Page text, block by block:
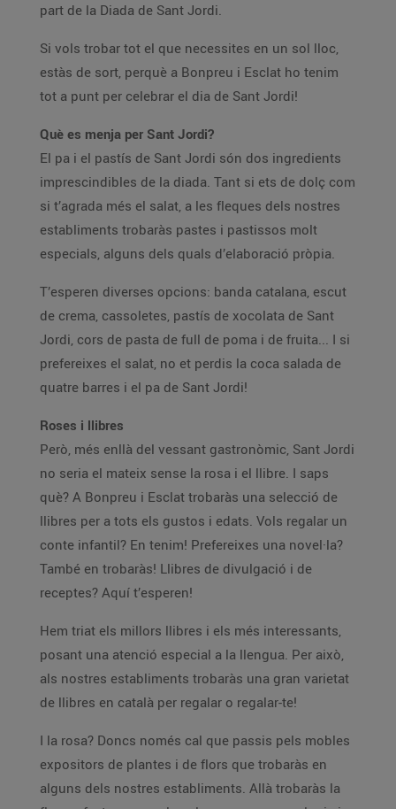
part de la Diada de Sant Jordi.
Si vols trobar tot el que necessites en un sol lloc,
estàs de sort, perquè a Bonpreu i Esclat ho tenim
tot a punt per celebrar el dia de Sant Jordi!
Què es menja per Sant Jordi?
El pa i el pastís de Sant Jordi són dos ingredients
imprescindibles de la diada. Tant si ets de dolç com
si t’agrada més el salat, a les fleques dels nostres
establiments trobaràs pastes i pastissos molt
especials, alguns dels quals d’elaboració pròpia.
T’esperen diverses opcions: banda catalana, escut
de crema, cassoletes, pastís de xocolata de Sant
Jordi, cors de pasta de full de poma i de fruita... I si
prefereixes el salat, no et perdis la coca salada de
quatre barres i el pa de Sant Jordi!
Roses i llibres
Però, més enllà del vessant gastronòmic, Sant Jordi
no seria el mateix sense la rosa i el llibre. I saps
què? A Bonpreu i Esclat trobaràs una selecció de
llibres per a tots els gustos i edats. Vols regalar un
conte infantil? En tenim! Prefereixes una novel·la?
També en trobaràs! Llibres de divulgació i de
receptes? Aquí t’esperen!
Hem triat els millors llibres i els més interessants,
posant una atenció especial a la llengua. Per això,
als nostres establiments trobaràs una gran varietat
de llibres en català per regalar o regalar-te!
I la rosa? Doncs només cal que passis pels mobles
expositors de plantes i de flors que trobaràs en
alguns dels nostres establiments. Allà trobaràs la